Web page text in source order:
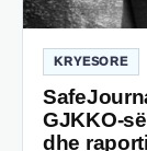
KRYESORE
GJKKO-
dhe